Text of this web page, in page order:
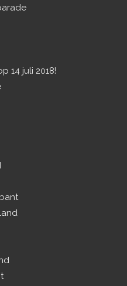
14 juli 2018!